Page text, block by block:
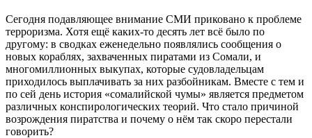
Сегодня подавляющее внимание СМИ приковано к проблеме
терроризма. Хотя ещё каких-то десять лет всё было по
другому: в сводках еженедельно появлялись сообщения о
новых кораблях, захваченных пиратами из Сомали, и
многомиллионных выкупах, которые судовладельцам
приходилось выплачивать за них разбойникам. Вместе с тем и
по сей день история «сомалийской чумы» является предметом
различных конспирологических теорий. Что стало причиной
возрождения пиратства и почему о нём так скоро перестали
говорить?